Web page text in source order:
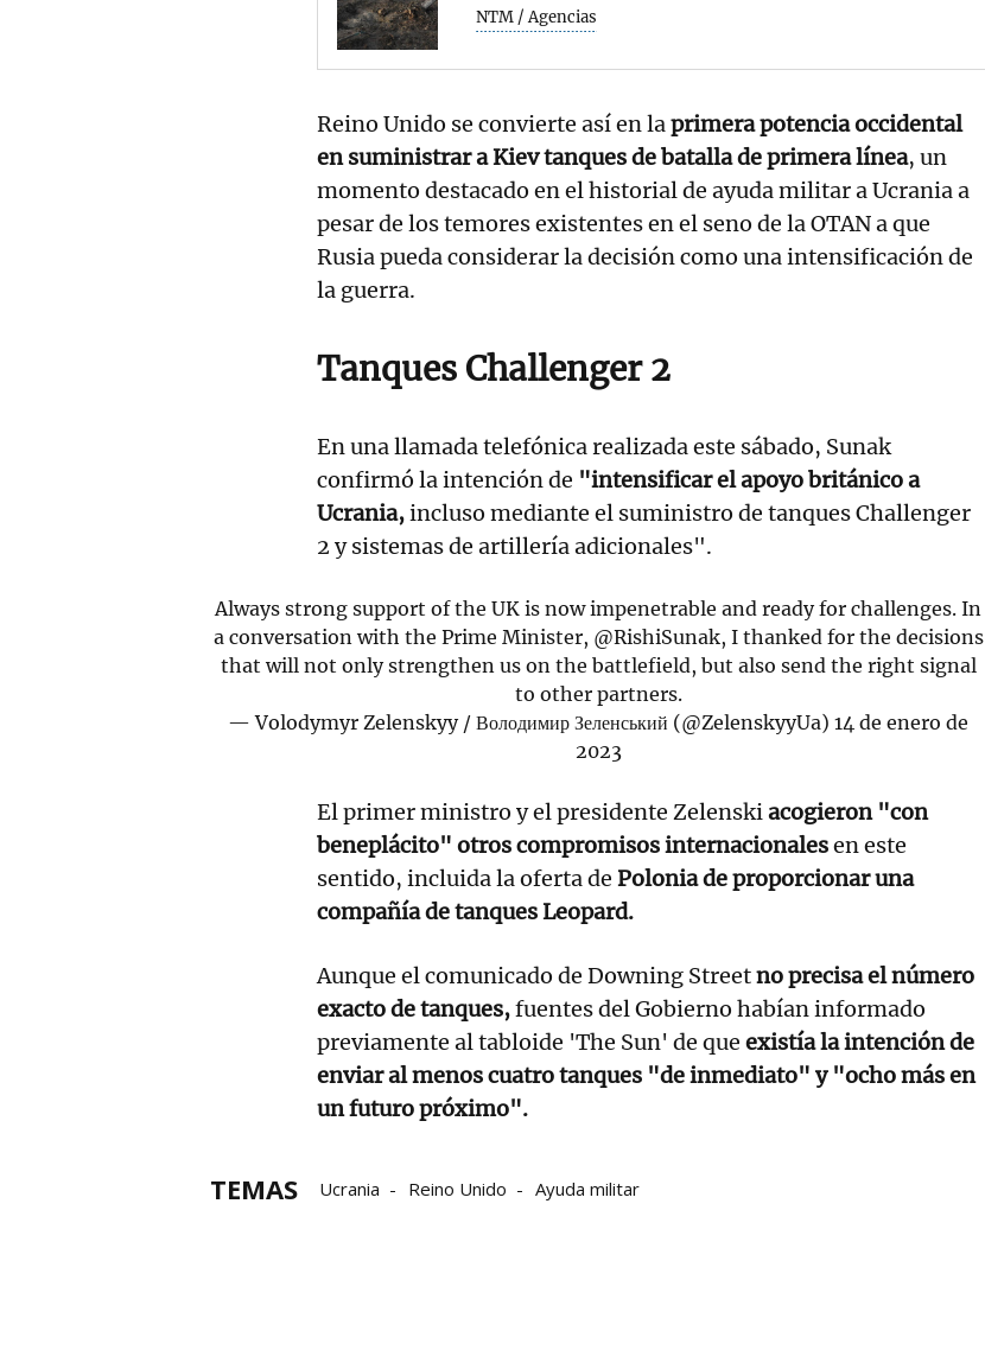
NTM / Agencias
Reino Unido se convierte así en laprimera potencia occidental
en suministrar a Kiev tanques de batalla de primera línea, un
momento destacado en el historial de ayuda militar a Ucrania a
pesar de los temores existentes en el seno de la OTAN a que
Rusia pueda considerar la decisión como una intensificación de
la guerra.
Tanques Challenger 2
En una llamada telefónica realizada este sábado, Sunak
confirmó la intención de "intensificar el apoyo británico a
Ucrania,incluso mediante el suministro de tanques Challenger
2 y sistemas de artillería adicionales".
Always strong support of the UK is now impenetrable and ready for challenges. In
a conversation with the Prime Minister, @RishiSunak, I thanked for the decisions
that will not only strengthen us on the battlefield, but also send the right signal
to other partners.
— Volodymyr Zelenskyy / Володимир Зеленський (@ZelenskyyUa)14 de enero de
2023
El primer ministro y el presidente Zelenskiacogieron "con
beneplácito" otros compromisos internacionalesen este
sentido, incluida la oferta de Polonia de proporcionar una
compañía de tanques Leopard.
Aunque el comunicado de Downing Streetno precisa el número
exacto de tanques,fuentes del Gobierno habían informado
previamente al tabloide 'The Sun' de que existía la intención de
enviar al menos cuatro tanques "de inmediato" y "ocho más en
un futuro próximo".
TEMAS Ucrania Reino Unido Ayuda militar